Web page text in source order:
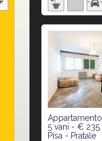
5 vani - €
Pisa - Pratale